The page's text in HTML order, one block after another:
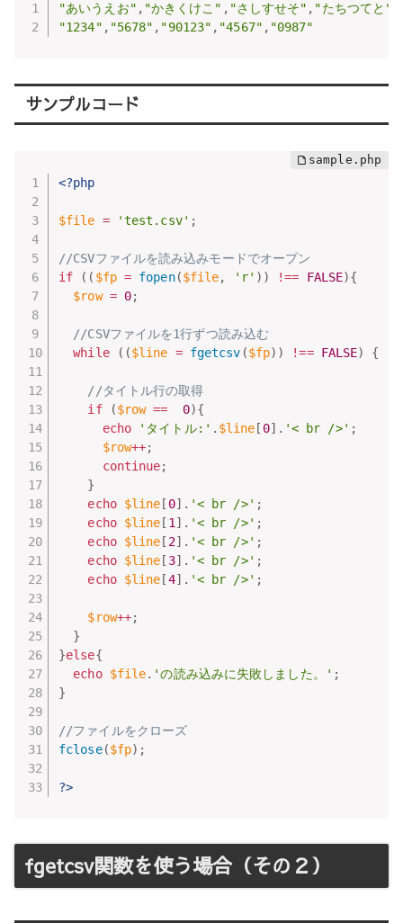
"あいうえお" , "かきくけこ" , "さしすせそ" , "たちつてと"
"1234" , "5678" , "90123" , "4567" , "0987"
サンプルコード
<?php
$file = 'test.csv' ;
//CSVファイルを読み込みモードでオープン
if
( ( $fp = fopen($file, 'r' ) ) !== FALSE){
$row = 0;
//CSVファイルを1行ずつ読み込む
while
( ($line = fgetcsv ($fp) ) !== FALSE) {
//タイトル行の取得
if
($row == 0){
echo
'タイトル:' . $line [ 0] . '< br />' ;
$row++;
continue;
}
echo $line [ 0] . '< br />' ;
echo $line [ 1 ] . '< br />' ;
echo $line [ 2] . '< br />' ;
echo $line [ 3] . '< br />' ;
echo $line [4] . '< br />' ;
$row++;
}
}else{
echo $file. 'の読み込みに失敗しました。' ;
}
//ファイルをクローズ
fclose($fp) ;
?>
fgetcsv関数を使う場合（その２）